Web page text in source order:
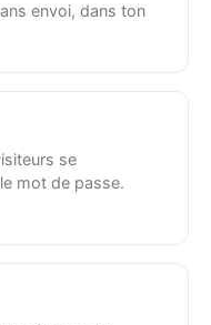
envoi, dans ton
se
mot de passe.